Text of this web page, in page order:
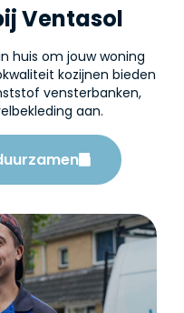
Ventasol
huis om jouw woning
kozijnen bieden
vensterbanken,
aan.